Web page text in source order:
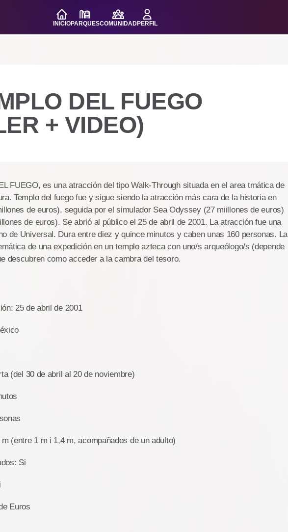
INICIOPARQUESCOMUNIDADPERFIL
DEL FUEGO
+ VIDEO)
FUEGO, es una atracción del tipo Walk-Through situada en el area tmática de
Templo del fuego fue y sigue siendo la atracción más cara de la historia en
de euros), seguida por el simulador Sea Odyssey (27 miillones de euros)
de euros). Se abrió al público el 25 de abril de 2001. La atracción fue una
de Universal. Dura entre diez y quince minutos y caben unas 160 personas. La
de una expedición en un templo azteca con uno/s arqueólogo/s (depende
descubren como acceder a la cambra del tesoro.
25 de abril de 2001
(del 30 de abril al 20 de noviembre)
(entre 1 m i 1,4 m, acompañados de un adulto)
Si
Euros